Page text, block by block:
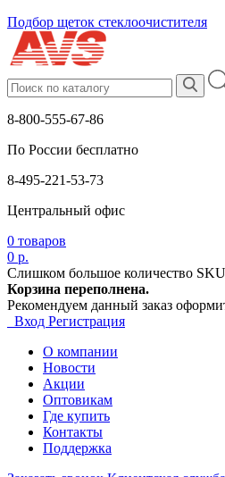
Подбор щеток стеклоочистителя
8-800-555-67-86
По России бесплатно
8-495-221-53-73
Центральный офис
0 товаров
0 р.
Слишком большое количество
Корзина переполнена.
Рекомендуем данный заказ
Вход Регистрация
О компании
Новости
Акции
Оптовикам
Где купить
Контакты
Поддержка